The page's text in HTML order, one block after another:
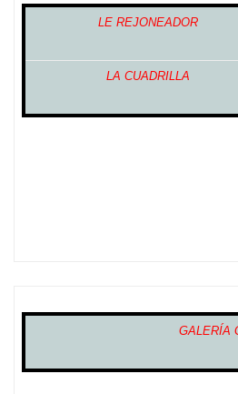
LE REJONEADOR
LA CUADRILLA
GALERÍA